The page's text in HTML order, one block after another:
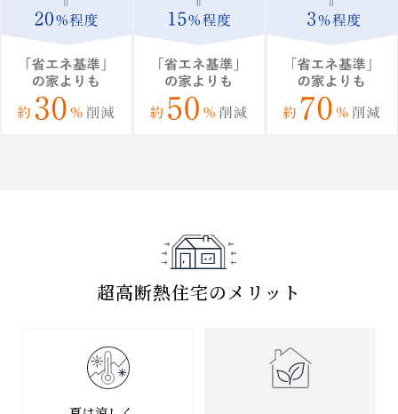
超高断熱住宅のメリット